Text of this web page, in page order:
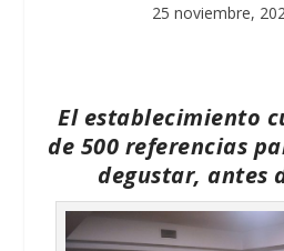
25 noviembre,
El establecimiento
de 500 referencias
degustar, antes